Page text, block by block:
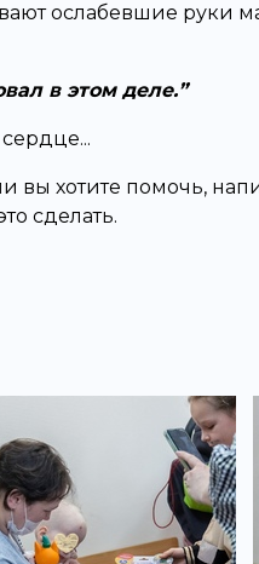
ослабевшие руки
в этом деле.
вы хотите помочь,
сделать.